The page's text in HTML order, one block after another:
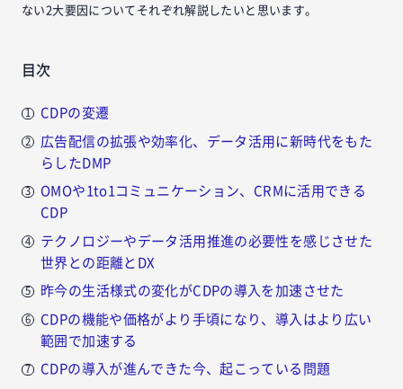
ない2大要因についてそれぞれ解説したいと思います。
目次
CDPの変遷
広告配信の拡張や効率化、データ活用に新時代をもた
らしたDMP
OMOや1to1コミュニケーション、CRMに活用できる
CDP
テクノロジーやデータ活用推進の必要性を感じさせた
世界との距離とDX
昨今の生活様式の変化がCDPの導入を加速させた
CDPの機能や価格がより手頃になり、導入はより広い
範囲で加速する
CDPの導入が進んできた今、起こっている問題